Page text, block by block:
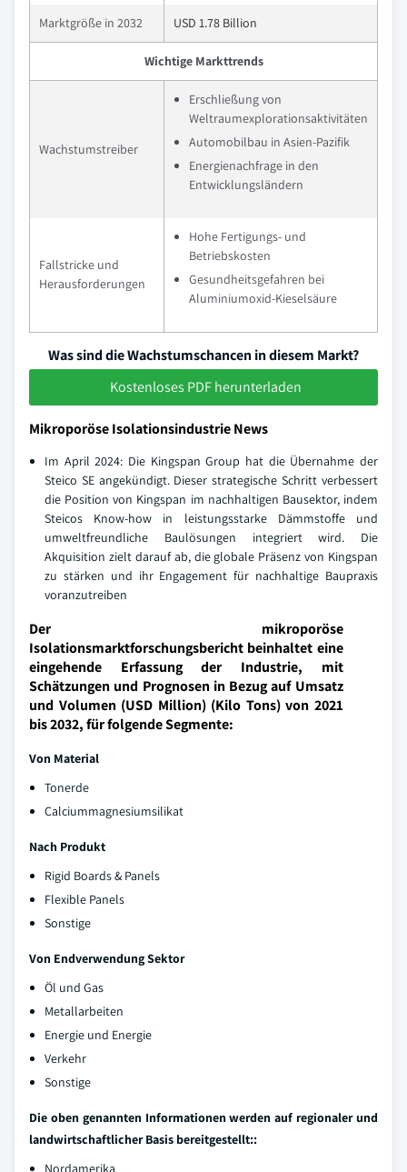
Marktgröße in 2032 USD 1.78 Billion
Wichtige Markttrends
Wachstumstreiber
Erschließung von
Weltraumexplorationsaktivitäten
Automobilbau in Asien-Pazifik
Energienachfrage in den
Entwicklungsländern
Fallstricke und
Herausforderungen
Hohe Fertigungs- und
Betriebskosten
Gesundheitsgefahren bei
Aluminiumoxid-Kieselsäure
Was sind die Wachstumschancen in diesem Markt?
Kostenloses PDF herunterladen
Mikroporöse Isolationsindustrie News
Im April 2024: Die Kingspan Group hat die Übernahme der
Steico SE angekündigt. Dieser strategische Schritt verbessert
die Position von Kingspan im nachhaltigen Bausektor, indem
Steicos Know-how in leistungsstarke Dämmstoffe und
umweltfreundliche Baulösungen integriert wird. Die
Akquisition zielt darauf ab, die globale Präsenz von Kingspan
zu stärken und ihr Engagement für nachhaltige Baupraxis
voranzutreiben
Der mikroporöse
Isolationsmarktforschungsbericht beinhaltet eine
eingehende Erfassung der Industrie, mit
Schätzungen und Prognosen in Bezug auf Umsatz
und Volumen (USD Million) (Kilo Tons) von 2021
bis 2032, für folgende Segmente:
Von Material
Tonerde
Calciummagnesiumsilikat
Nach Produkt
Rigid Boards & Panels
Flexible Panels
Sonstige
Von Endverwendung Sektor
Öl und Gas
Metallarbeiten
Energie und Energie
Verkehr
Sonstige
Die oben genannten Informationen werden auf regionaler und
landwirtschaftlicher Basis bereitgestellt::
Nordamerika